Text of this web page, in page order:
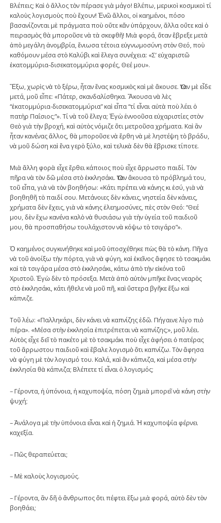
Βλέπεις; Καὶ ὀ ἄλλος τὸν πέρασε γιὰ μάγο! Βλέπω, μερικοὶ κοσμικοὶ τί
καλοὺς λογισμοὺς ποὺ ἔχουν! Ἐνῶ ἄλλοι, οἱ καημένοι, πόσο
βασανίζονται μὲ πράγματα ποὺ οὔτε κἄν ὑπάρχουν, ἄλλα οὔτε καὶ ὁ
πειρασμὸς θὰ μποροῦσε νὰ τὰ σκεφθῆ! Μιὰ φορά, ὅταν ἔβρεξε μετὰ
ἀπὸ μεγάλη ἀνομβρία, ἔνιωσα τέτοια εὐγνωμοσύνη στὸν Θεό, ποὺ
καθόμουν μέσα στὸ Καλύβι καὶ ἔλεγα συνέχεια: «Σ’ εὐχαριστῶ
ἑκατομμύρια-δισεκατομμύρια φορές, Θεέ μου».
Ἔξω, χωρὶς νὰ τὸ ξέρω, ἦταν ἕνας κοσμικὸς καὶ μὲ ἄκουσε. Ὅταν μὲ εἶδε
μετά, μοῦ εἶπε: «Πάτερ, σκανδαλίσθηκα. Ἄκουσα νὰ λὲς
“ἑκατομμύρια-δισεκατομμύρια” καὶ εἶπα “τί εἶναι αὐτὰ ποὺ λέει ὁ
πατὴρ Παΐσιος;”». Τί νὰ τοῦ ἔλεγα; Ἐγὼ ἐννοοῦσα εὐχαριστίες στὸν
Θεὸ γιὰ τὴν βροχή, καὶ αὐτὸς νόμιζε ὅτι μετροῦσα χρήματα. Καὶ ἂν
ἦταν κανένας ἄλλος, θὰ μποροῦσε νὰ ἔρθη νὰ μὲ ληστέψη τὸ βράδυ,
νὰ μοῦ δώση καὶ ἕνα γερὸ ξύλο, καὶ τελικὰ δὲν θὰ ἔβρισκε τίποτε.
Μιὰ ἄλλη φορὰ εἶχε ἔρθει κάποιος ποὺ εἶχε ἄρρωστο παιδί. Τὸν
πῆρα νὰ τὸν δῶ μέσα στὸ ἐκκλησάκι. Ὅταν ἄκουσα τὸ πρόβλημά του,
τοῦ εἶπα, γιὰ νὰ τὸν βοηθήσω: «Κάτι πρέπει νὰ κάνης κι ἐσύ, γιὰ νὰ
βοηθηθῆ τὸ παιδί σου. Μετάνοιες δὲν κάνεις, νηστεία δὲν κάνεις,
χρήματα δὲν ἔχεις, γιὰ νὰ κάνης ἐλεημοσύνες, πὲς στὸν Θεό: “Θεέ
μου, δὲν ἔχω κανένα καλὸ νὰ θυσιάσω γιὰ τὴν ὑγεία τοῦ παιδιοῦ
μου, θὰ προσπαθήσω τουλάχιστον νὰ κόψω τὸ τσιγάρο”».
Ὁ καημένος συγκινήθηκε καὶ μοῦ ὑποσχέθηκε πὼς θὰ τὸ κάνη. Πῆγα
νὰ τοῦ ἀνοίξω τὴν πόρτα, γιὰ νὰ φύγη, καὶ ἐκεῖνος ἄφησε τὸ τσακμάκι
καὶ τὰ τσιγάρα μέσα στὸ ἐκκλησάκι, κάτω ἀπὸ τὴν εἰκόνα τοῦ
Χριστοῦ. Ἐγὼ δὲν τὸ πρόσεξα. Μετὰ ἀπὸ αὐτὸν μπῆκε ἕνας νεαρὸς
στὸ ἐκκλησάκι, κάτι ἤθελε νὰ μοῦ πῆ, καὶ ὕστερα βγῆκε ἔξω καὶ
κάπνιζε.
Τοῦ λέω: «Παλληκάρι, δὲν κάνει νὰ καπνίζης ἐδῶ. Πήγαινε λίγο πιὸ
πέρα». «Μέσα στὴν ἐκκλησία ἐπιτρέπεται νὰ καπνίζης;», μοῦ λέει.
Αὐτὸς εἶχε δεῖ τὸ πακέτο μὲ τὸ τσακμάκι ποὺ εἶχε ἀφήσει ὁ πατέρας
τοῦ ἄρρωστου παιδιοῦ καὶ ἔβαλε λογισμὸ ὅτι καπνίζω. Τὸν ἄφησα
νὰ φύγη μὲ τὸν λογισμό του. Καλά, καὶ ἂν κάπνιζα, καὶ μέσα στὴν
ἐκκλησία θὰ κάπνιζα; Βλέπετε τί εἶναι ὁ λογισμός;
– Γέροντα, ἡ ὑπόνοια, ἡ καχυποψία, πόση ζημιὰ μπορεῖ νὰ κάνη στὴν
ψυχή;
– Ἀνάλογα μὲ τὴν ὑπόνοια εἶναι καὶ ἡ ζημιά. Ἡ καχυποψία φέρνει
καχεξία.
– Πῶς θεραπεύεται;
– Μὲ καλοὺς λογισμούς.
– Γέροντα, ἂν δῆ ὁ ἄνθρωπος ὅτι πέφτει ἔξω μιὰ φορά, αὐτὸ δὲν τὸν
βοηθάει;